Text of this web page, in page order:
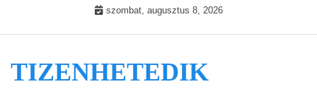
szombat, augusztus 8, 2026
TIZENHETEDIK